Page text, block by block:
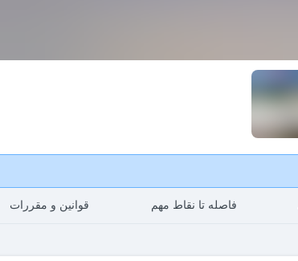
فاصله تا نقاط مهم قوانین و مقررات